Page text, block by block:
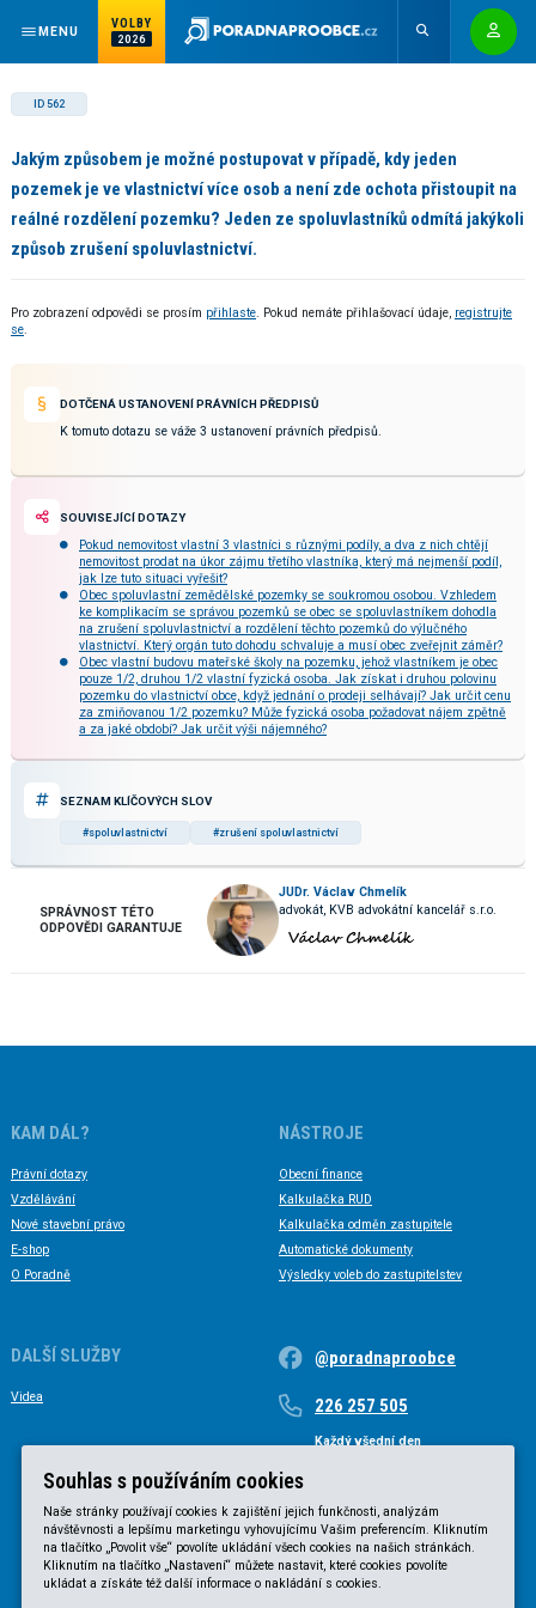
MENU
VOLBY
2026
ID 562
Jakým způsobem je možné postupovat v případě, kdy jeden
pozemek je ve vlastnictví více osob a není zde ochota přistoupit na
reálné rozdělení pozemku? Jeden ze spoluvlastníků odmítá jakýkoli
způsob zrušení spoluvlastnictví.
Pro zobrazení odpovědi se prosím přihlaste. Pokud nemáte přihlašovací údaje, registrujte
se.
DOTČENÁ USTANOVENÍ PRÁVNÍCH PŘEDPISŮ
K tomuto dotazu se váže 3 ustanovení právních předpisů.
SOUVISEJÍCÍ DOTAZY
Pokud nemovitost vlastní 3 vlastníci s různými podíly, a dva z nich chtějí
nemovitost prodat na úkor zájmu třetího vlastníka, který má nejmenší podíl,
jak lze tuto situaci vyřešit?
Obec spoluvlastní zemědělské pozemky se soukromou osobou. Vzhledem
ke komplikacím se správou pozemků se obec se spoluvlastníkem dohodla
na zrušení spoluvlastnictví a rozdělení těchto pozemků do výlučného
vlastnictví. Který orgán tuto dohodu schvaluje a musí obec zveřejnit záměr?
Obec vlastní budovu mateřské školy na pozemku, jehož vlastníkem je obec
pouze 1/2, druhou 1/2 vlastní fyzická osoba. Jak získat i druhou polovinu
pozemku do vlastnictví obce, když jednání o prodeji selhávají? Jak určit cenu
za zmiňovanou 1/2 pozemku? Může fyzická osoba požadovat nájem zpětně
a za jaké období? Jak určit výši nájemného?
SEZNAM KLÍČOVÝCH SLOV
#spoluvlastnictví #zrušení spoluvlastnictví
SPRÁVNOST TÉTO
ODPOVĚDI GARANTUJE
JUDr. Václav Chmelík
advokát, KVB advokátní kancelář s.r.o.
KAM DÁL?
Právní dotazy
Vzdělávání
Nové stavební právo
E-shop
O Poradně
NÁSTROJE
Obecní finance
Kalkulačka RUD
Kalkulačka odměn zastupitele
Automatické dokumenty
Výsledky voleb do zastupitelstev
DALŠÍ SLUŽBY
Videa
@poradnaproobce
226 257 505
Každý všední den
Souhlas s používáním cookies
Naše stránky používají cookies k zajištění jejich funkčnosti, analýzám
návštěvnosti a lepšímu marketingu vyhovujícímu Vašim preferencím. Kliknutím
na tlačítko „Povolit vše“ povolíte ukládání všech cookies na našich stránkách.
Kliknutím na tlačítko „Nastavení“ můžete nastavit, které cookies povolíte
ukládat a získáte též další informace o nakládání s cookies.